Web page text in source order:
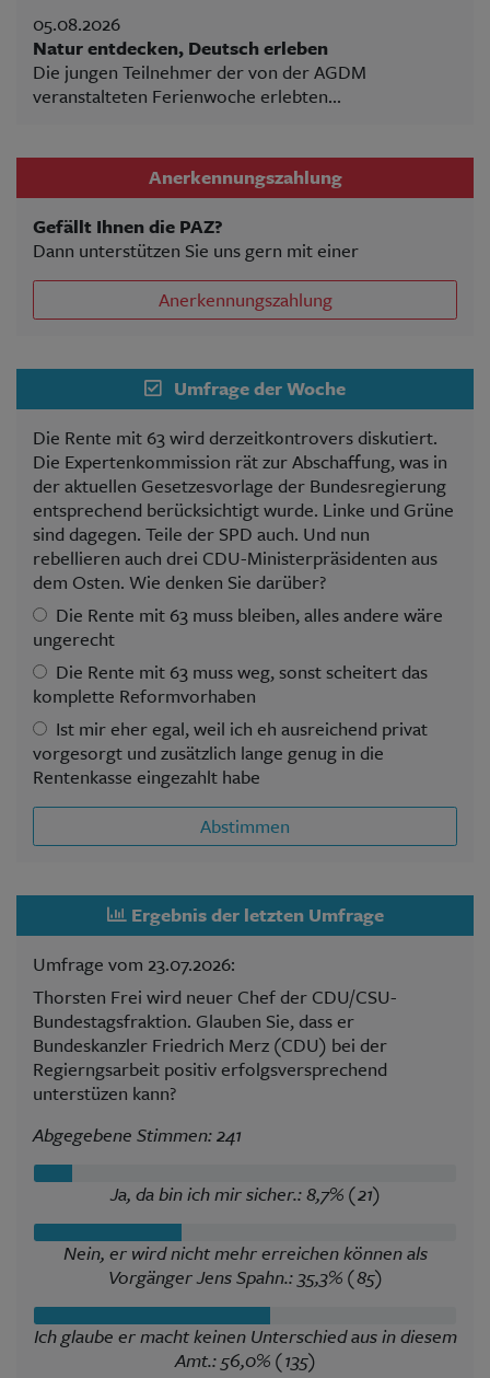
05.08.2026
Natur entdecken, Deutsch erleben
Die jungen Teilnehmer der von der AGDM
veranstalteten Ferienwoche erlebten...
Anerkennungszahlung
Gefällt Ihnen die PAZ?
Dann unterstützen Sie uns gern mit einer
Anerkennungszahlung
Umfrage der Woche
Die Rente mit 63 wird derzeitkontrovers diskutiert.
Die Expertenkommission rät zur Abschaffung, was in
der aktuellen Gesetzesvorlage der Bundesregierung
entsprechend berücksichtigt wurde. Linke und Grüne
sind dagegen. Teile der SPD auch. Und nun
rebellieren auch drei CDU-Ministerpräsidenten aus
dem Osten. Wie denken Sie darüber?
Die Rente mit 63 muss bleiben, alles andere wäre
ungerecht
Die Rente mit 63 muss weg, sonst scheitert das
komplette Reformvorhaben
Ist mir eher egal, weil ich eh ausreichend privat
vorgesorgt und zusätzlich lange genug in die
Rentenkasse eingezahlt habe
Abstimmen
Ergebnis der letzten Umfrage
Umfrage vom 23.07.2026:
Thorsten Frei wird neuer Chef der CDU/CSU-
Bundestagsfraktion. Glauben Sie, dass er
Bundeskanzler Friedrich Merz (CDU) bei der
Regierngsarbeit positiv erfolgsversprechend
unterstüzen kann?
Abgegebene Stimmen: 241
Ja, da bin ich mir sicher.: 8,7% (21)
Nein, er wird nicht mehr erreichen können als
Vorgänger Jens Spahn.: 35,3% (85)
Ich glaube er macht keinen Unterschied aus in diesem
Amt.: 56,0% (135)